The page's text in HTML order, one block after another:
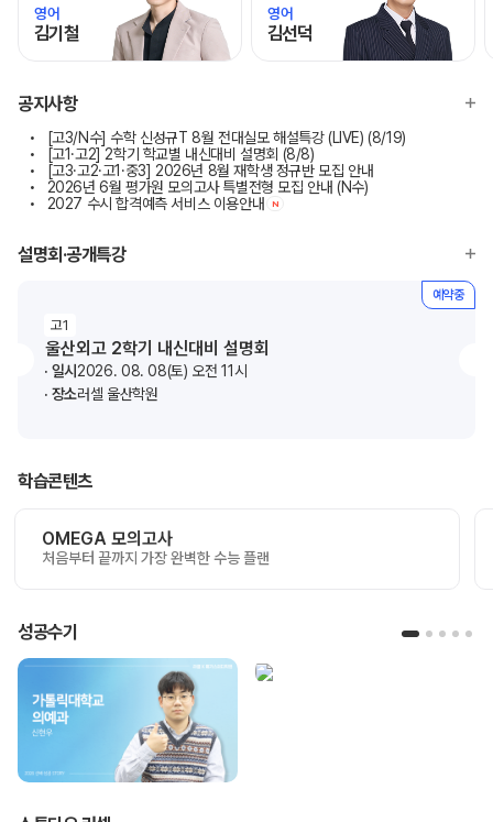
영어
김기철
영어
김선덕
공지사항
[고3/N수] 수학 신성규T 8월 전대실모 해설특강 (LIVE) (8/19)
[고1·고2] 2학기 학교별 내신대비 설명회 (8/8)
[고3·고2·고1·중3] 2026년 8월 재학생 정규반 모집 안내
2026년 6월 평가원 모의고사 특별전형 모집 안내 (N수)
2027 수시 합격예측 서비스 이용안내
N
설명회·공개특강
고1
울산외고 2학기 내신대비 설명회
일시2026. 08. 08(토) 오전 11시
장소러셀 울산학원
예약중
학습콘텐츠
OMEGA 모의고사
처음부터 끝까지 가장 완벽한 수능 플랜
성공수기